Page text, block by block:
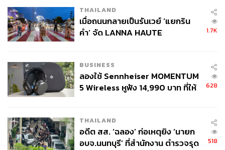
ชาติกล้า สำเนียงแจ่ม
ช่างภาพข่าว ประจำสำนักข่าว THE
STANDARD
THAILAND
เมื่อถนนกลายเป็นรันเวย์ ‘แยกริน
คำ’ จัด LANNA HAUTE
1.7K
BUSINESS
ลองใช้ Sennheiser MOMENTUM
5 Wireless หูฟัง 14,990 บาท ที่ให้
628
THAILAND
อดีต สส. ‘ฉลอง’ ก่อเหตุยิง ‘นายก
อบจ.นนทบุรี’ ที่สำนักงาน ตำรวจรุด
518